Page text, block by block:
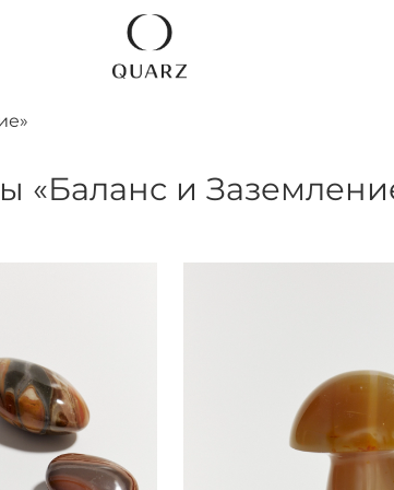
«Баланс и